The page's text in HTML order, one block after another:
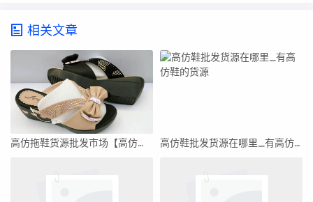
相关文章
高仿拖鞋货源批发市场【高仿拖鞋货源批发市场在哪里】 高仿鞋批发货源在哪里_有高仿鞋的货源